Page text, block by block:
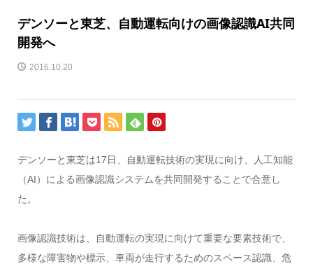
デンソーと東芝、自動運転向けの画像認識AI共同
開発へ
2016.10.20
デンソーと東芝は17日、自動運転技術の実現に向け、人工知能
（AI）による画像認識システムを共同開発することで合意し
た。
画像認識技術は、自動運転の実現に向けて重要な要素技術で、
多様な障害物や標示、車両が走行するためのスペース認識、危